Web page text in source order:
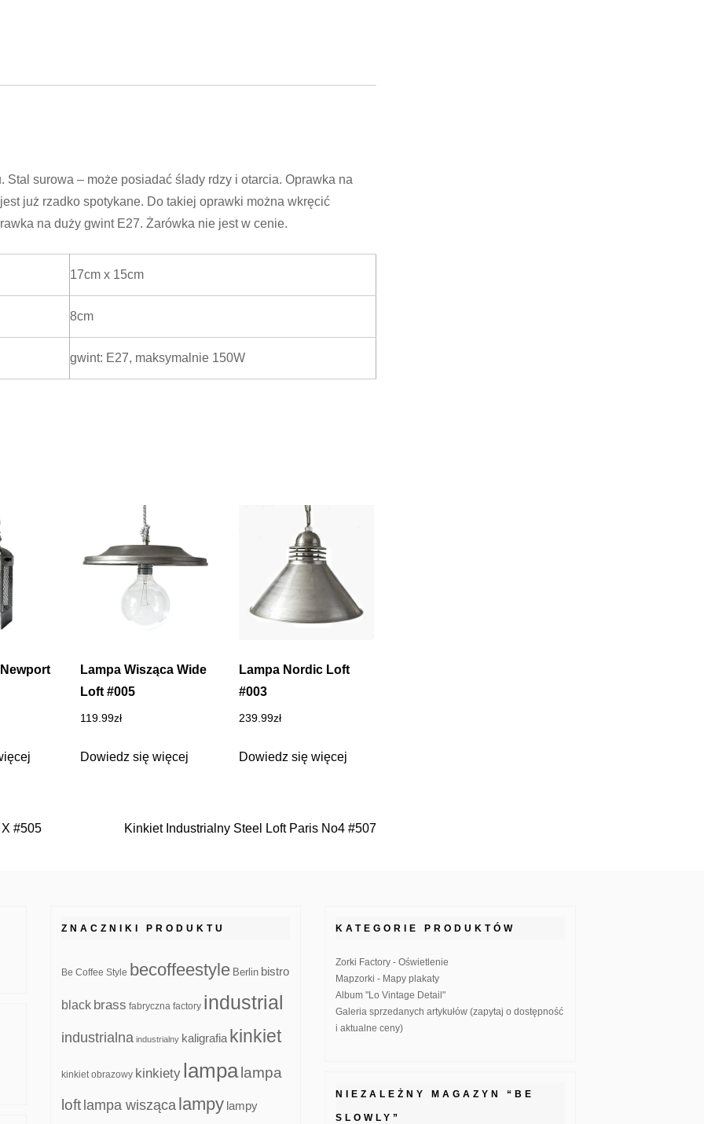
surowa – może posiadać ślady rdzy i otarcia. Oprawka na
już rzadko spotykane. Do takiej oprawki można wkręcić
na duży gwint E27. Żarówka nie jest w cenie.
17cm x 15cm
8cm
gwint: E27, maksymalnie 150W
Lampa Wisząca Wide
Loft #005
119.99zł
Dowiedz się więcej
Lampa Nordic Loft
#003
239.99zł
Dowiedz się więcej
#505 Kinkiet Industrialny Steel Loft Paris No4 #507
ZNACZNIKI PRODUKTU
Be Coffee Style becoffeestyle Berlin bistro
black brass fabryczna factory industrial
industrialna industrialny kaligrafia kinkiet
kinkiet obrazowy kinkiety lampa lampa
loft lampa wisząca lampy lampy
KATEGORIE PRODUKTÓW
Zorki Factory - Oświetlenie
Mapzorki - Mapy plakaty
Album "Lo Vintage Detail"
Galeria sprzedanych artykułów (zapytaj o dostępność
i aktualne ceny)
NIEZALEŻNY MAGAZYN “BE
SLOWLY”